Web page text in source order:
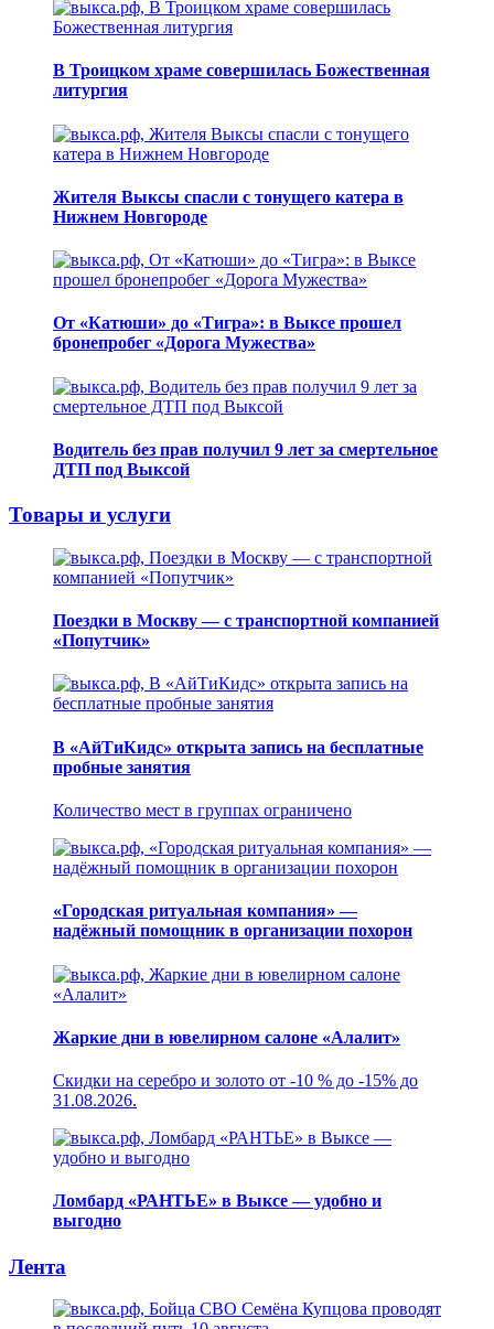
В Троицком храме совершилась Божественная
литургия
Жителя Выксы спасли с тонущего катера в
Нижнем Новгороде
От «Катюши» до «Тигра»: в Выксе прошел
бронепробег «Дорога Мужества»
Водитель без прав получил 9 лет за смертельное
ДТП под Выксой
Товары и услуги
Поездки в Москву — с транспортной компанией
«Попутчик»
В «АйТиКидс» открыта запись на бесплатные
пробные занятия
Количество мест в группах ограничено
«Городская ритуальная компания» —
надёжный помощник в организации похорон
Жаркие дни в ювелирном салоне «Алалит»
Скидки на серебро и золото от -10 % до -15% до
31.08.2026.
Ломбард «РАНТЬЕ» в Выксе — удобно и
выгодно
Лента